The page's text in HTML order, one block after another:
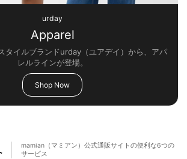
urday
Apparel
タイルブランドurday（ユアデイ）から、アパ
レルラインが登場。
Shop Now
mamian（マミアン）公式通販サイトの便利な6つの
サービス